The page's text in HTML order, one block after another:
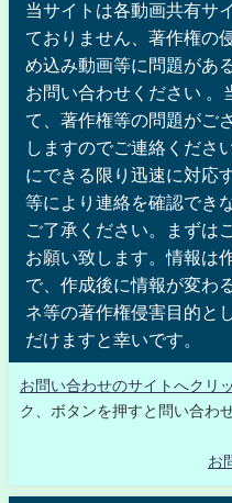
当サイトは各動画共有サ
ておりません、著作権の
め込み動画等に問題があ
お問い合わせください 。
て、著作権等の問題がご
しますのでご連絡くださ
にできる限り迅速に対応
等により連絡を確認でき
ご了承ください。まずは
お願い致します。情報は
で、作成後に情報が変わ
ネ等の著作権侵害目的と
だけますと幸いです。
お問い合わせのサイトへクリ
ク、ボタンを押すと問い合わ
お